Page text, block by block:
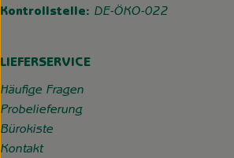
Kontrollstelle: DE-ÖKO-022
LIEFERSERVICE
Häufige Fragen
Probelieferung
Bürokiste
Kontakt